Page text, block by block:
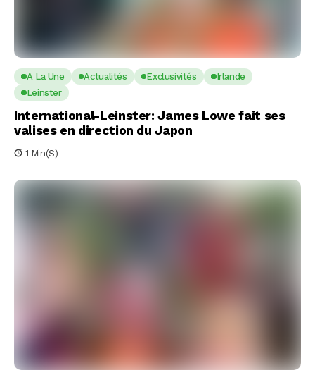
A La Une Actualités Exclusivités
Irlande
Leinster
International-Leinster: James Lowe fait ses
valises en direction du Japon
1 Min(s)